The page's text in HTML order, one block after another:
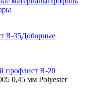
R-35Доборные
профлист R-20
0,45 мм Polyester